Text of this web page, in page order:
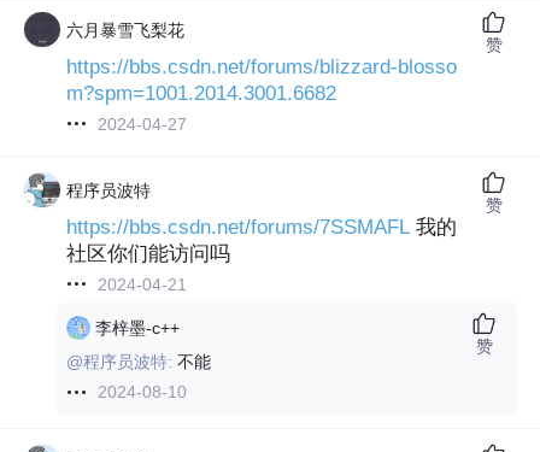
六月暴雪飞梨花
https://bbs.csdn.net/forums/blizzard-blosso
m?spm=1001.2014.3001.6682
2024-04-27
赞
程序员波特
https://bbs.csdn.net/forums/7SSMAFL 我的
社区你们能访问吗
2024-04-21
赞
李梓墨-c++
@程序员波特:不能
2024-08-10
赞